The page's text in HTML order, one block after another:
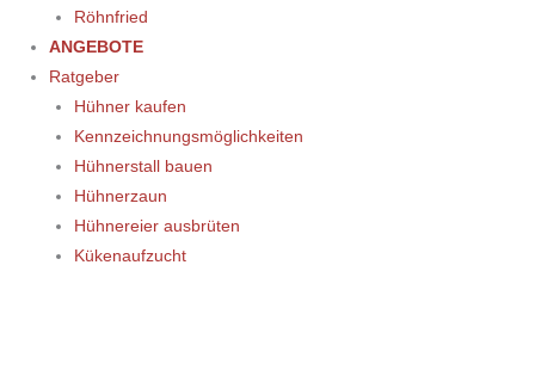
Röhnfried
ANGEBOTE
Ratgeber
Hühner kaufen
Kennzeichnungsmöglichkeiten
Hühnerstall bauen
Hühnerzaun
Hühnereier ausbrüten
Kükenaufzucht